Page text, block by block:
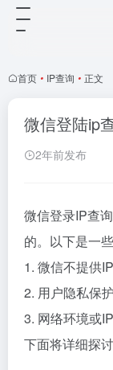
首页 • IP查询 • 正文
微信登陆ip
2年前发布
微信登录IP查
的。以下是一
1. 微信不提供
2. 用户隐私保
3. 网络环境或
下面将详细探